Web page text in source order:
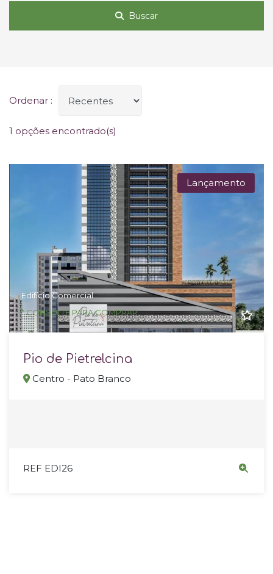
Buscar
Ordenar :
1 opções encontrado(s)
Lançamento
Edifício Comercial
* CONSULTE PARA COMPRAR
Pio de Pietrelcina
Centro - Pato Branco
REF EDI26